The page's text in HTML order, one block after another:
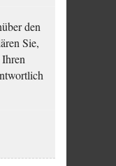
den
Sie,